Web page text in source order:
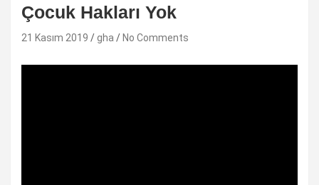
Çocuk Hakları Yok
21 Kasım 2019 gha No Comments